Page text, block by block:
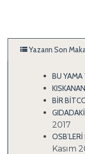
Yazarın Son
BU YAMA
BİR
2017
Kasım